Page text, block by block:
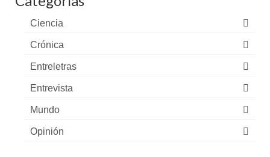
Ciencia
Crónica
Entreletras
Entrevista
Mundo
Opinión